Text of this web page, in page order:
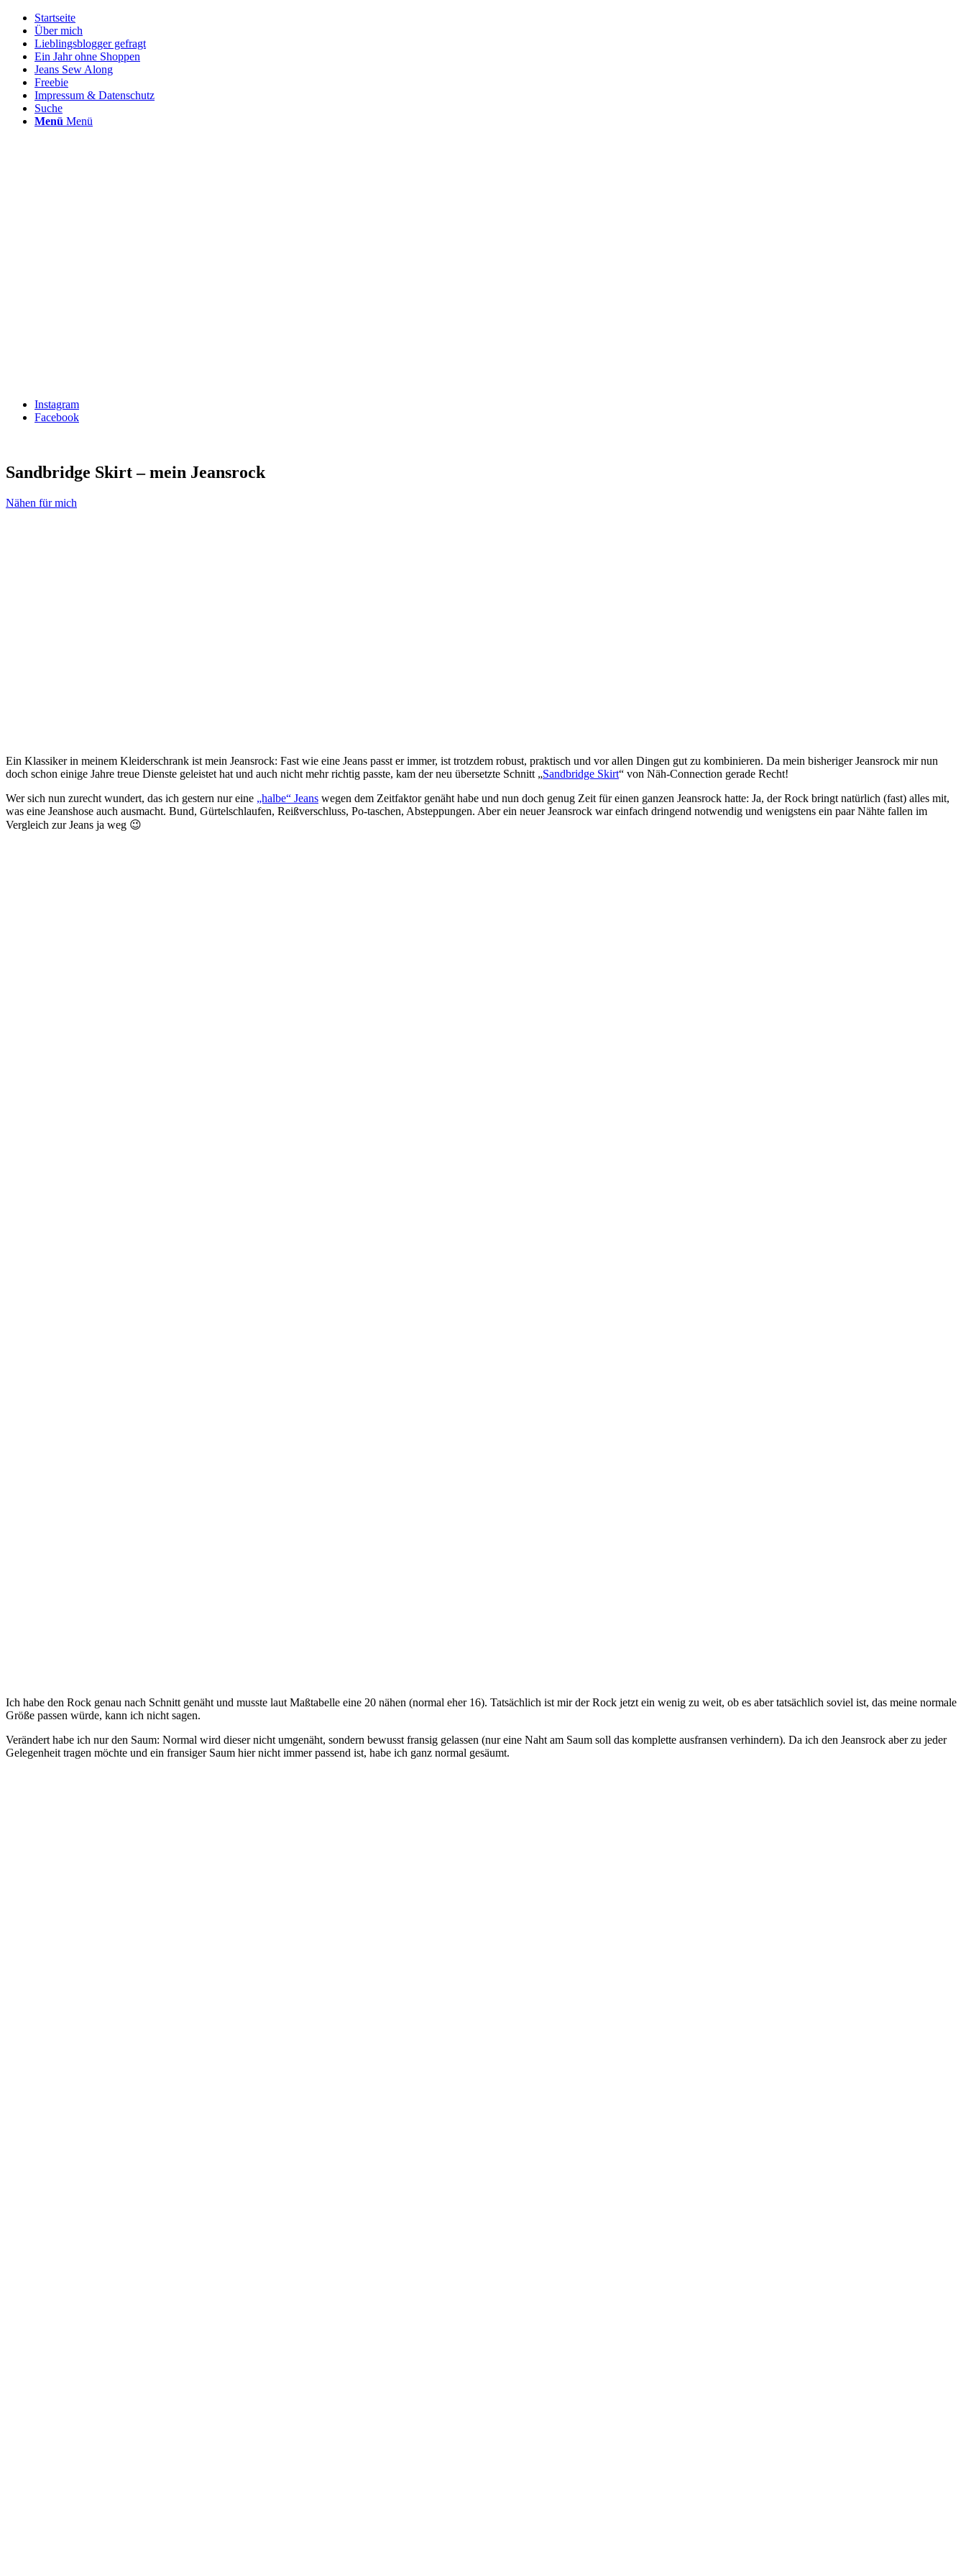
Startseite
Über mich
Lieblingsblogger gefragt
Ein Jahr ohne Shoppen
Jeans Sew Along
Freebie
Impressum & Datenschutz
Suche
Menü Menü
Instagram
Facebook
Sandbridge Skirt – mein Jeansrock
Nähen für mich
Ein Klassiker in meinem Kleiderschrank ist mein Jeansrock: Fast wie eine Jeans passt er immer, ist trotzdem robust, praktisch und vor allen Dingen gut zu kombinieren. Da mein bisheriger Jeansrock mir nun
doch schon einige Jahre treue Dienste geleistet hat und auch nicht mehr richtig passte, kam der neu übersetzte Schnitt „Sandbridge Skirt“ von Näh-Connection gerade Recht!
Wer sich nun zurecht wundert, das ich gestern nur eine „halbe“ Jeans wegen dem Zeitfaktor genäht habe und nun doch genug Zeit für einen ganzen Jeansrock hatte: Ja, der Rock bringt natürlich (fast) alles mit,
was eine Jeanshose auch ausmacht. Bund, Gürtelschlaufen, Reißverschluss, Po-taschen, Absteppungen. Aber ein neuer Jeansrock war einfach dringend notwendig und wenigstens ein paar Nähte fallen im
Vergleich zur Jeans ja weg 😉
Ich habe den Rock genau nach Schnitt genäht und musste laut Maßtabelle eine 20 nähen (normal eher 16). Tatsächlich ist mir der Rock jetzt ein wenig zu weit, ob es aber tatsächlich soviel ist, das meine normale
Größe passen würde, kann ich nicht sagen.
Verändert habe ich nur den Saum: Normal wird dieser nicht umgenäht, sondern bewusst fransig gelassen (nur eine Naht am Saum soll das komplette ausfransen verhindern). Da ich den Jeansrock aber zu jeder
Gelegenheit tragen möchte und ein fransiger Saum hier nicht immer passend ist, habe ich ganz normal gesäumt.